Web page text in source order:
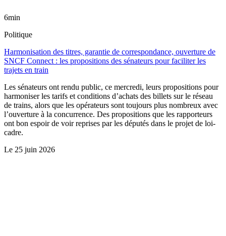
6min
Politique
Harmonisation des titres, garantie de correspondance, ouverture de
SNCF Connect : les propositions des sénateurs pour faciliter les
trajets en train
Les sénateurs ont rendu public, ce mercredi, leurs propositions pour
harmoniser les tarifs et conditions d’achats des billets sur le réseau
de trains, alors que les opérateurs sont toujours plus nombreux avec
l’ouverture à la concurrence. Des propositions que les rapporteurs
ont bon espoir de voir reprises par les députés dans le projet de loi-
cadre.
Le 25 juin 2026